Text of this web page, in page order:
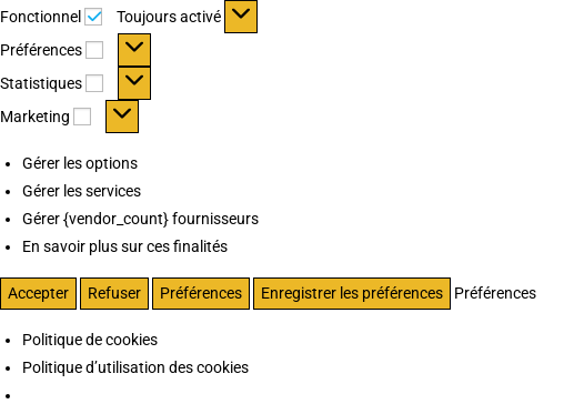
Fonctionnel Fonctionnel
Toujours activé
Préférences
Préférences
Statistiques Statistiques
Marketing Marketing
Gérer les options
Gérer les services
Gérer {vendor_count} fournisseurs
En savoir plus sur ces finalités
Accepter Refuser Préférences Enregistrer les préférences Préférences
Politique de cookies
Politique d’utilisation des cookies